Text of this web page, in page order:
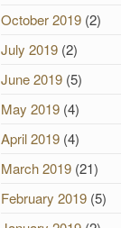
October 2019(2)
July 2019(2)
June 2019(5)
May 2019(4)
April 2019(4)
March 2019(21)
February 2019(5)